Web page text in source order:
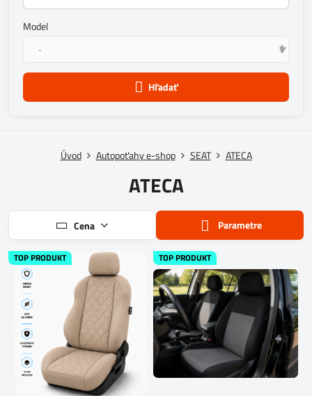
Model
Hľadať
Úvod Autopoťahy e-shop SEAT ATECA
ATECA
Cena Parametre
TOP PRODUKT TOP PRODUKT